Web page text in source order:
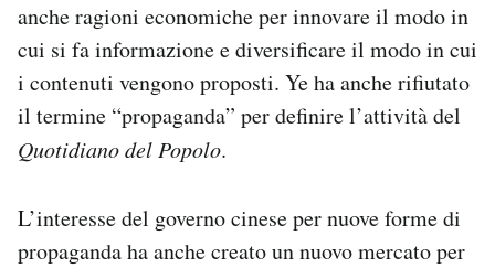
anche ragioni economiche per innovare il modo in
cui si fa informazione e diversificare il modo in cui
i contenuti vengono proposti. Ye ha anche rifiutato
il termine “propaganda” per definire l’attività del
Quotidiano del Popolo.
L’interesse del governo cinese per nuove forme di
propaganda ha anche creato un nuovo mercato per